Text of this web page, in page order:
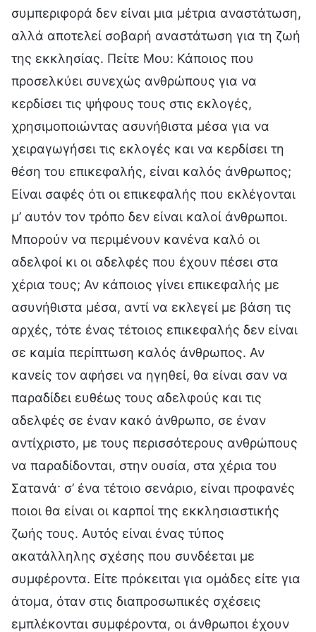
συμπεριφορά δεν είναι μια μέτρια αναστάτωση,
αλλά αποτελεί σοβαρή αναστάτωση για τη ζωή
της εκκλησίας. Πείτε Μου: Κάποιος που
προσελκύει συνεχώς ανθρώπους για να
κερδίσει τις ψήφους τους στις εκλογές,
χρησιμοποιώντας ασυνήθιστα μέσα για να
χειραγωγήσει τις εκλογές και να κερδίσει τη
θέση του επικεφαλής, είναι καλός άνθρωπος;
Είναι σαφές ότι οι επικεφαλής που εκλέγονται
μ’ αυτόν τον τρόπο δεν είναι καλοί άνθρωποι.
Μπορούν να περιμένουν κανένα καλό οι
αδελφοί κι οι αδελφές που έχουν πέσει στα
χέρια τους; Αν κάποιος γίνει επικεφαλής με
ασυνήθιστα μέσα, αντί να εκλεγεί με βάση τις
αρχές, τότε ένας τέτοιος επικεφαλής δεν είναι
σε καμία περίπτωση καλός άνθρωπος. Αν
κανείς τον αφήσει να ηγηθεί, θα είναι σαν να
παραδίδει ευθέως τους αδελφούς και τις
αδελφές σε έναν κακό άνθρωπο, σε έναν
αντίχριστο, με τους περισσότερους ανθρώπους
να παραδίδονται, στην ουσία, στα χέρια του
Σατανά· σ’ ένα τέτοιο σενάριο, είναι προφανές
ποιοι θα είναι οι καρποί της εκκλησιαστικής
ζωής τους. Αυτός είναι ένας τύπος
ακατάλληλης σχέσης που συνδέεται με
συμφέροντα. Είτε πρόκειται για ομάδες είτε για
άτομα, όταν στις διαπροσωπικές σχέσεις
εμπλέκονται συμφέροντα, οι άνθρωποι έχουν